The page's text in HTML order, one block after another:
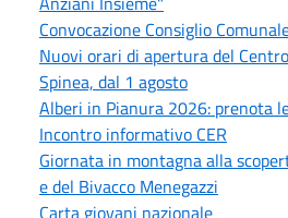
Convocazione Consiglio
Nuovi orari di apertura del
Spinea, dal 1 agosto
Alberi in Pianura 2026: prenota
Incontro informativo CER
Giornata in montagna alla
e del Bivacco Menegazzi
Carta giovani nazionale